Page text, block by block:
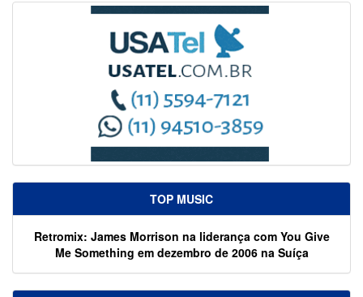
TOP MUSIC
Retromix: James Morrison na liderança com You Give
Me Something em dezembro de 2006 na Suíça